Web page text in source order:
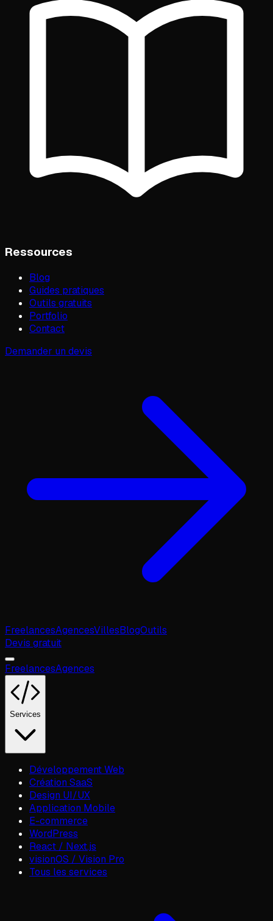
Ressources
Blog
Guides pratiques
Outils gratuits
Portfolio
Contact
Demander un devis
FreelancesAgencesVillesBlogOutils
Devis gratuit
FreelancesAgences
Services
Développement Web
Création SaaS
Design UI/UX
Application Mobile
E-commerce
WordPress
React / Next.js
visionOS / Vision Pro
Tous les services